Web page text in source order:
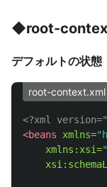
◆root-
デフォルトの状態
root-context.xml
<?xml
<beans
xmlns=
xmlns:xsi=